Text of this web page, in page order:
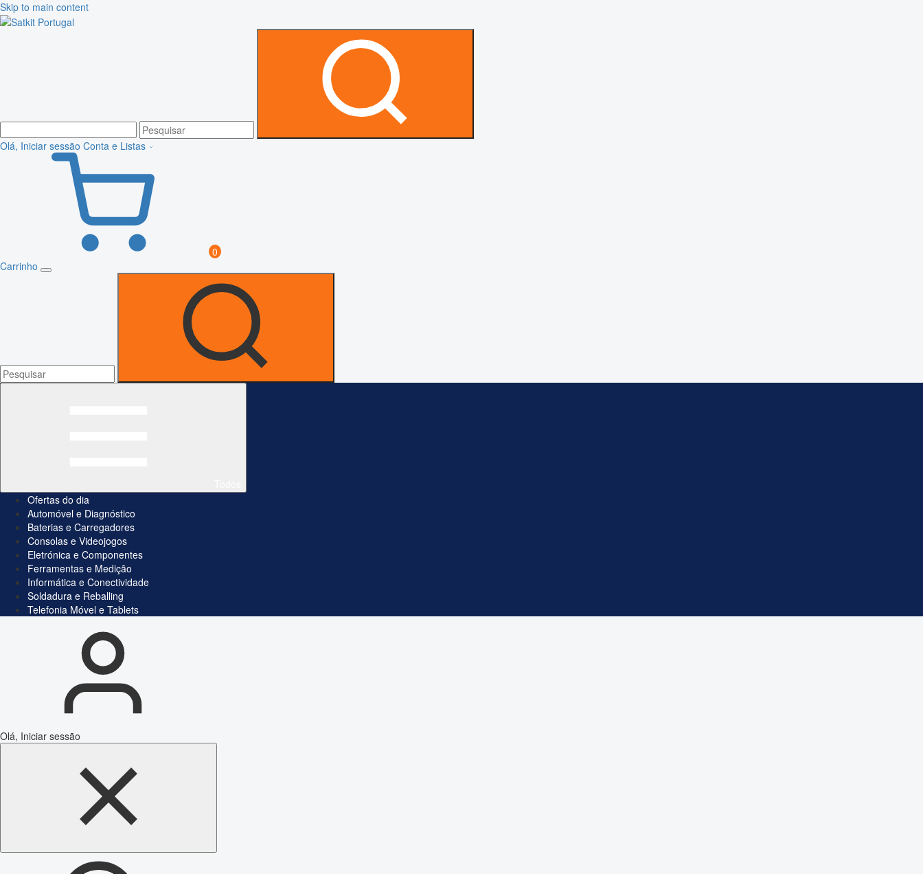
Skip to main content
Olá, Iniciar sessão Conta e Listas
0
Carrinho
Ofertas do dia
Automóvel e Diagnóstico
Baterias e Carregadores
Consolas e Videojogos
Eletrónica e Componentes
Ferramentas e Medição
Informática e Conectividade
Soldadura e Reballing
Telefonia Móvel e Tablets
Olá, Iniciar sessão